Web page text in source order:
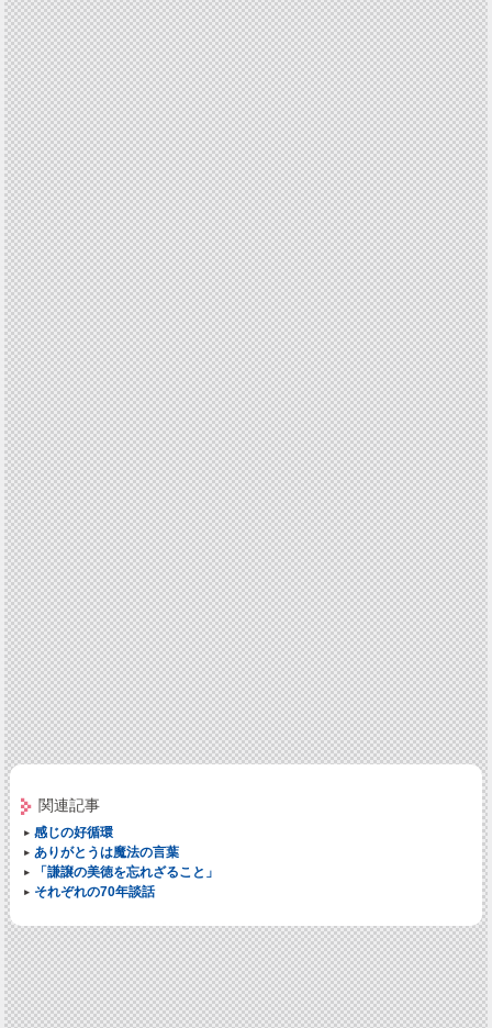
関連記事
感じの好循環
ありがとうは魔法の言葉
「謙譲の美徳を忘れざること」
それぞれの70年談話